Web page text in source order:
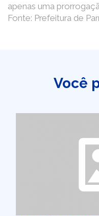
apenas uma
Fonte: Prefeitura de
Você